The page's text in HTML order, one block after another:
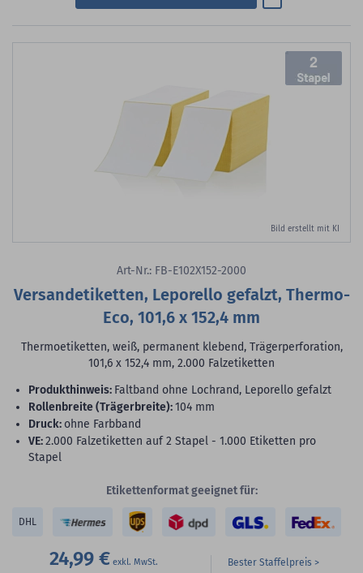
Bild erstellt mit KI
2
Art-Nr.: FB-E102X152-2000
Versandetiketten, Leporello gefalzt, Thermo-
Eco, 101,6 x 152,4 mm
Thermoetiketten, weiß, permanent klebend, Trägerperforation,
101,6 x 152,4 mm, 2.000 Falzetiketten
Produkthinweis: Faltband ohne Lochrand, Leporello gefalzt
Rollenbreite (Trägerbreite):104 mm
Druck: ohne Farbband
VE:2.000 Falzetiketten auf 2 Stapel - 1.000 Etiketten pro
Stapel
Etikettenformat geeignet für:
DHL
24,99 € Bester Staffelpreis